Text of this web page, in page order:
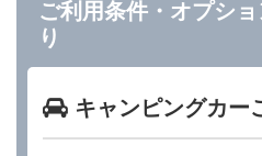
ご利用条件・オプシ
り
キャンピングカー